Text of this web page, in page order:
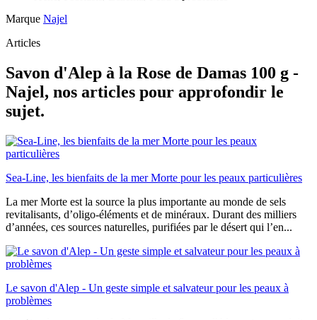
Marque Najel
Articles
Savon d'Alep à la Rose de Damas 100 g -
Najel, nos articles pour approfondir le
sujet.
Sea-Line, les bienfaits de la mer Morte pour les peaux particulières
La mer Morte est la source la plus importante au monde de sels
revitalisants, d’oligo-éléments et de minéraux. Durant des milliers
d’années, ces sources naturelles, purifiées par le désert qui l’en...
Le savon d'Alep - Un geste simple et salvateur pour les peaux à
problèmes